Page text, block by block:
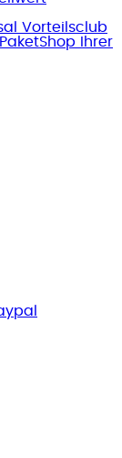
Vorteilsclub
Ihrer